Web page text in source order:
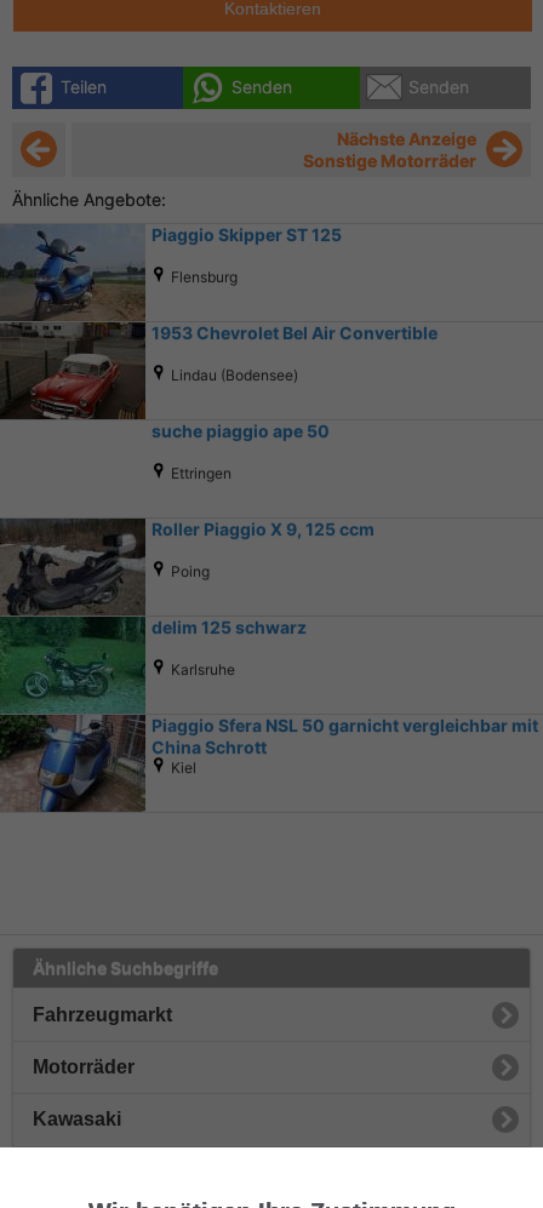
Kontaktieren
Teilen Senden Senden
Nächste Anzeige
Sonstige Motorräder
Ähnliche Angebote:
Piaggio Skipper ST 125
Flensburg
1953 Chevrolet Bel Air Convertible
Lindau (Bodensee)
suche piaggio ape 50
Ettringen
Roller Piaggio X 9, 125 ccm
Poing
delim 125 schwarz
Karlsruhe
Piaggio Sfera NSL 50 garnicht vergleichbar mit
China Schrott
Kiel
Ähnliche Suchbegriffe
Fahrzeugmarkt
Motorräder
Kawasaki